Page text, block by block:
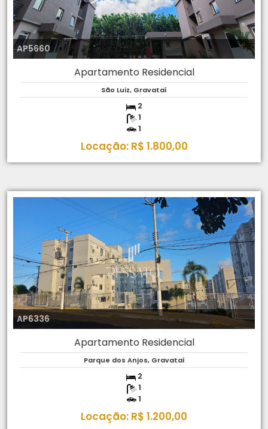
AP5660
Apartamento Residencial
São Luiz, Gravataí
2
1
1
Locação: R$ 1.800,00
AP6336
Apartamento Residencial
Parque dos Anjos, Gravataí
2
1
1
Locação: R$ 1.200,00